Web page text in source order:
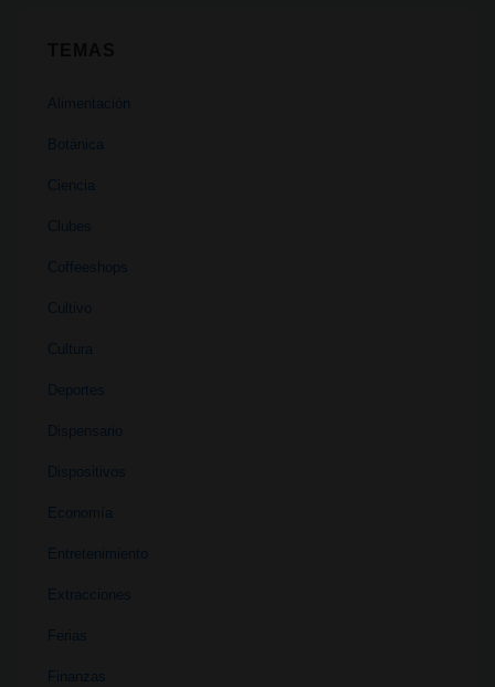
Alimentación
Botánica
Ciencia
Clubes
Coffeeshops
Cultivo
Cultura
Deportes
Dispensario
Dispositivos
Economía
Entretenimiento
Extracciones
Ferias
Finanzas